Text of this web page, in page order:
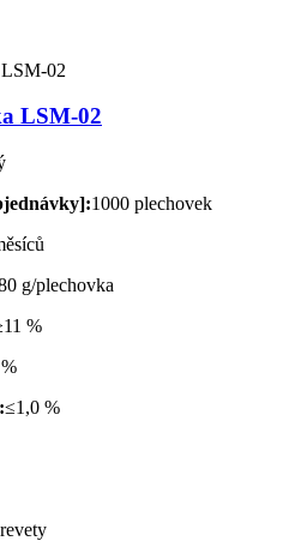
LSM-02
1000 plechovek
g/plechovka
%
≤1,0 %